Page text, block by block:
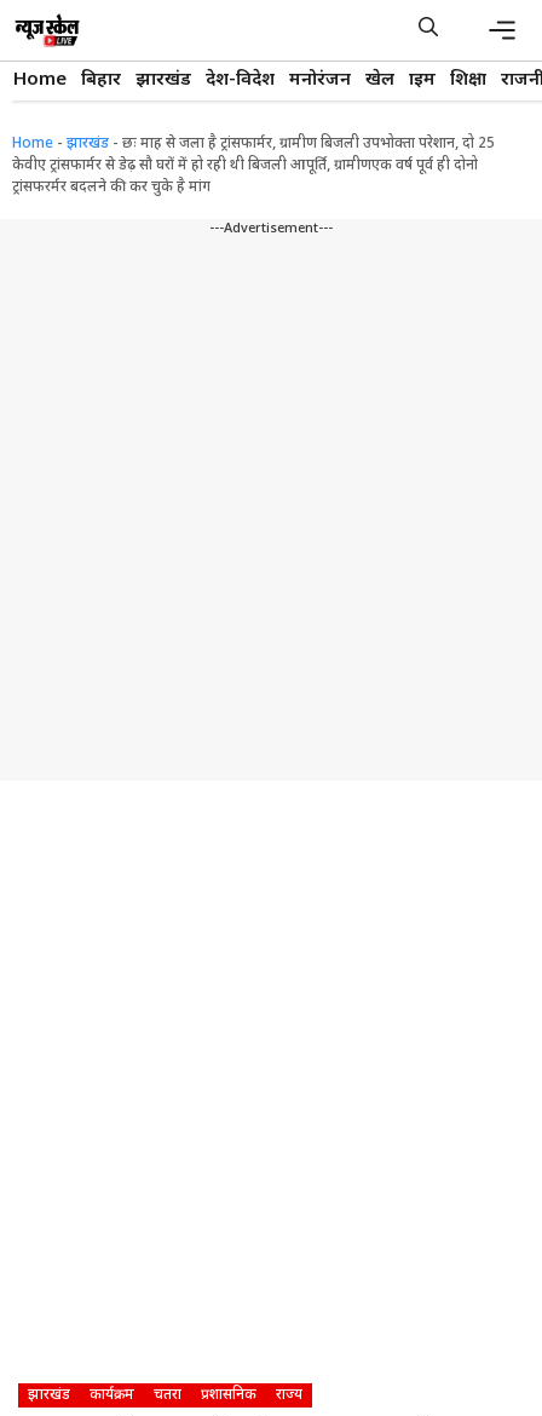
content
Home बिहार झारखंड देश-विदेश मनोरंजन खेल क्राइम शिक्षा
Home - झारखंड - छः माह से जला है ट्रांसफार्मर, ग्रामीण बिजली उपभोक्ता परेशान, दो 25
केवीए ट्रांसफार्मर से डेढ़ सौ घरों में हो रही थी बिजली आपूर्ति, ग्रामीणएक वर्ष पूर्व ही दोनो
ट्रांसफरर्मर बदलने की कर चुके है मांग
---Advertisement---
झारखंड कार्यक्रम चतरा प्रशासनिक राज्य